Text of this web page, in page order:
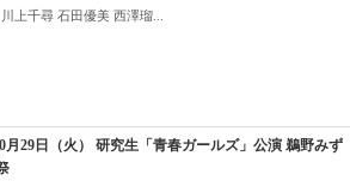
上千尋 石田優美 西澤瑠...
月29日（火） 研究生「青春ガールズ」公演 鵜野みず